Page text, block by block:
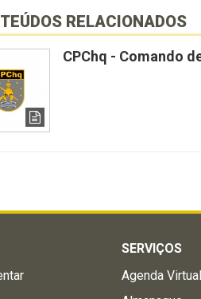
RELACIONADOS
CPChq - Comando
SERVIÇOS
Agenda